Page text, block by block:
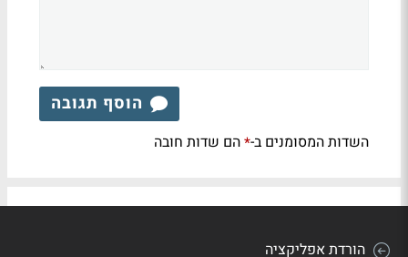
הוסף תגובה
השדות המסומנים ב-*הם שדות חובה
הורדת אפליקציה